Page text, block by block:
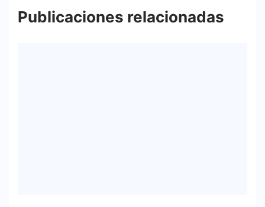
Publicaciones relacionadas